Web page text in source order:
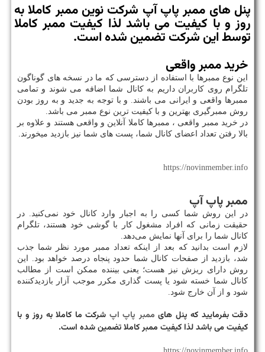
پنل های ممبر پاپ آپ شركت نوین ممبر كاملا به
روز و با كیفیت می باشد لذا كیفیت ممبر كاملا
توسط این شركت تضمین شده است.
خرید ممبر واقعی
این نوع ممبرها با استفاده از دسترسی که ما در نسخه های گوناگون
تلگرام روی کاربران داریم به کانال شما اضافه می شوند و تمامی
ممبرها واقعی و ایرانی می باشند. و با توجه به جدید و به روز بودن
روش ممبرگیری بهترین و با کیفیت ترین نوع ممبر می باشد.
در خرید ممبر واقعی ، ممبرها کاملا آنلاین و واقعی هستند و علاوه بر
بالا رفتن تعداد اعضای کانال شما، پست های شما نیز بازدید میخورند.
https://novinmember.info
ممبر پاپ آپ
در این روش شما کسی را به اجبار وارد کانال خود نمی‌کنید. در
حقیقت زمانی که افراد مشغول کار با گوشی خود هستند، تلگرام
کانال شما را برای آنها نمایش می‌دهد.
لازم است بدانید که بعد از اینکه تعداد ممبر مورد نظر شما جذب
شد، بازدید از صفحات کانال شما حدود پنجاه درصد خواهد بود. این
روش دارای ریزش نیز هست؛ یعنی بیننده ممکن است از مطالب
کانال شما خسته شود یا پست گذاری مکرر موجب آزار بازدیدکننده
شود و از آن خارج شود.
دقت بفرمایید که پنل های ممبر پاپ اپ شرکت ما کاملا به روز و با
کیفیت می باشد لذا کیفیت ممبر کاملا تضمین شده است.